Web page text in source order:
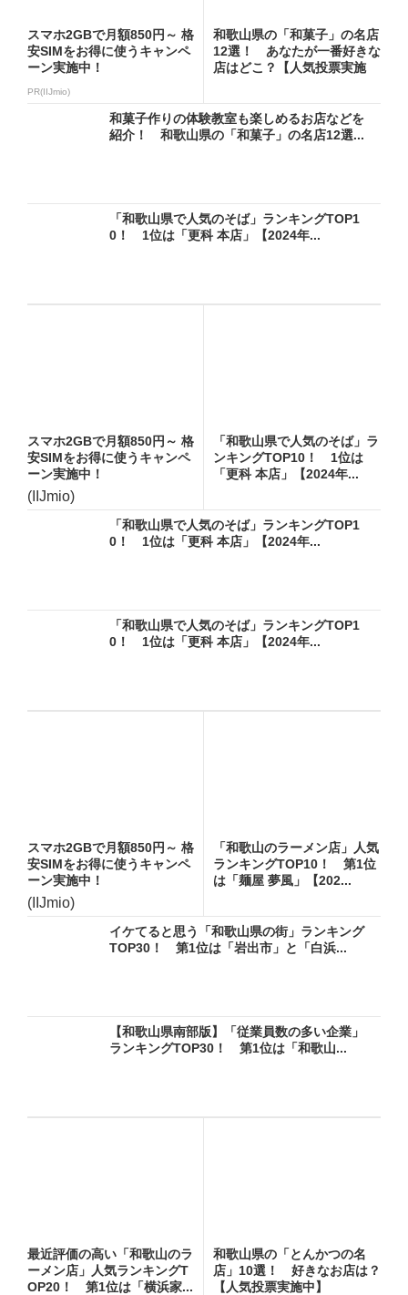
スマホ2GBで月額850円～ 格
安SIMをお得に使うキャンペ
ーン実施中！
PR(IIJmio)
和歌山県の「和菓子」の名店
12選！ あなたが一番好きな
店はどこ？【人気投票実施
和菓子作りの体験教室も楽しめるお店などを
紹介！ 和歌山県の「和菓子」の名店12選...
「和歌山県で人気のそば」ランキングTOP1
0！ 1位は「更科 本店」【2024年...
スマホ2GBで月額850円～ 格
安SIMをお得に使うキャンペ
ーン実施中！
(IIJmio)
「和歌山県で人気のそば」ラ
ンキングTOP10！ 1位は
「更科 本店」【2024年...
「和歌山県で人気のそば」ランキングTOP1
0！ 1位は「更科 本店」【2024年...
「和歌山県で人気のそば」ランキングTOP1
0！ 1位は「更科 本店」【2024年...
スマホ2GBで月額850円～ 格
安SIMをお得に使うキャンペ
ーン実施中！
(IIJmio)
「和歌山のラーメン店」人気
ランキングTOP10！ 第1位
は「麺屋 夢風」【202...
イケてると思う「和歌山県の街」ランキング
TOP30！ 第1位は「岩出市」と「白浜...
【和歌山県南部版】「従業員数の多い企業」
ランキングTOP30！ 第1位は「和歌山...
最近評価の高い「和歌山のラ
ーメン店」人気ランキングT
OP20！ 第1位は「横浜家...
和歌山県の「とんかつの名
店」10選！ 好きなお店は？
【人気投票実施中】